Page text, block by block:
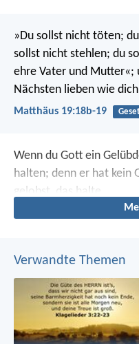
»Du sollst nicht töten;
sollst nicht stehlen; du
ehre Vater und Mutter«;
Nächsten lieben wie
Matthäus 19:18b-19
Wenn du Gott ein
halten; denn er hat kein
gelobst, das halte.
Verwandte Themen